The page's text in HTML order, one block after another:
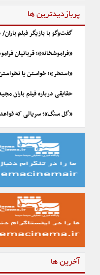
پربازدیدترین ها
گفت‌وگو با بازیگر فیلم
«فراموشخانه»؛ قربانیان
«استخر»؛ خواستن یا
حقایقی درباره فیلم باران
«گل سنگ»؛ سریالی که
آخرین ها